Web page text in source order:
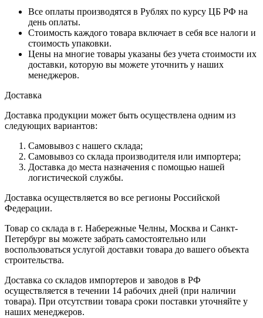
Все оплаты производятся в Рублях по курсу ЦБ РФ на
день оплаты.
Стоимость каждого товара включает в себя все налоги и
стоимость упаковки.
Цены на многие товары указаны без учета стоимости их
доставки, которую вы можете уточнить у наших
менеджеров.
Доставка
Доставка продукции может быть осуществлена одним из
следующих вариантов:
Самовывоз с нашего склада;
Самовывоз со склада производителя или импортера;
Доставка до места назначения с помощью нашей
логистической службы.
Доставка осуществляется во все регионы Российской
Федерации.
Товар со склада в г. Набережные Челны, Москва и Санкт-
Петербург вы можете забрать самостоятельно или
воспользоваться услугой доставки товара до вашего объекта
строительства.
Доставка со складов импортеров и заводов в РФ
осуществляется в течении 14 рабочих дней (при наличии
товара). При отсутствии товара сроки поставки уточняйте у
наших менеджеров.